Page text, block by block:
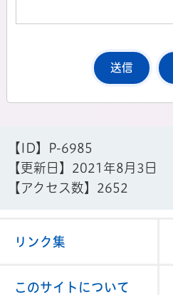
【ID】
P-6985
【更新日】 2021年8月3日
【アクセス数】 2652
リンク集
このサイトについて